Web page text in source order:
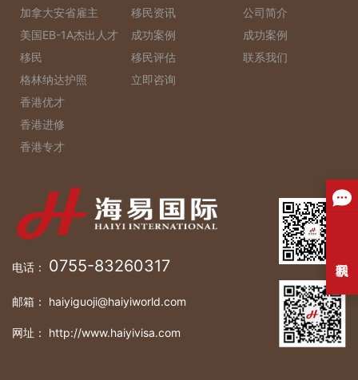
加拿大安省雇主
美国EB-1A杰出人才
移民
格林纳达护照
香港优才
香港进修
香港专才
移民资讯
成功案例
移民评估
立即咨询
公司简介
成功案例
联系我们
电话： 0755-83260317
邮箱： haiyiguoji@haiyiworld.com
网址： http://www.haiyivisa.com